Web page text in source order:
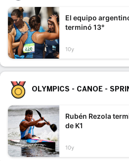
El equipo
terminó 13°
10y
OLYMPICS - CANOE -
Rubén Rezola
de K1
10y